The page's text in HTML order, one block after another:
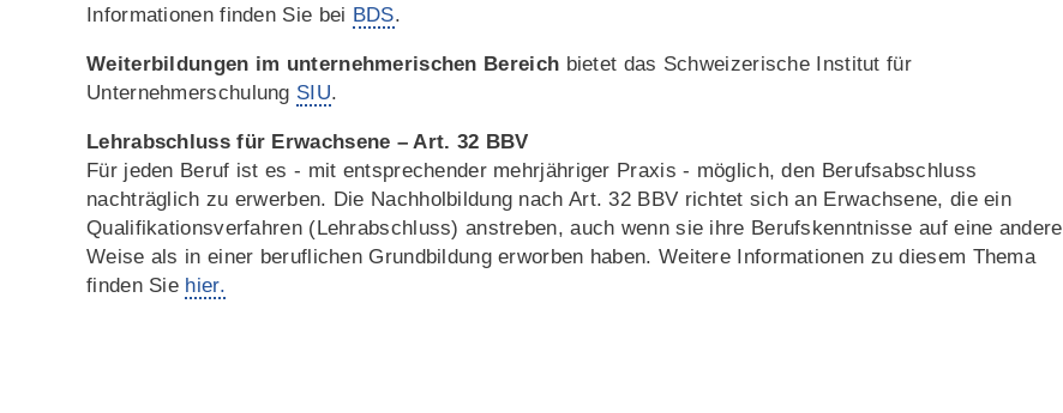
Informationen finden Sie bei BDS.
Weiterbildungen im unternehmerischen Bereich bietet das Schweizerische Institut für
Unternehmerschulung SIU.
Lehrabschluss für Erwachsene – Art. 32 BBV
Für jeden Beruf ist es - mit entsprechender mehrjähriger Praxis - möglich, den Berufsabschluss
nachträglich zu erwerben. Die Nachholbildung nach Art. 32 BBV richtet sich an Erwachsene, die ein
Qualifikationsverfahren (Lehrabschluss) anstreben, auch wenn sie ihre Berufskenntnisse auf eine andere
Weise als in einer beruflichen Grundbildung erworben haben. Weitere Informationen zu diesem Thema
finden Sie hier.